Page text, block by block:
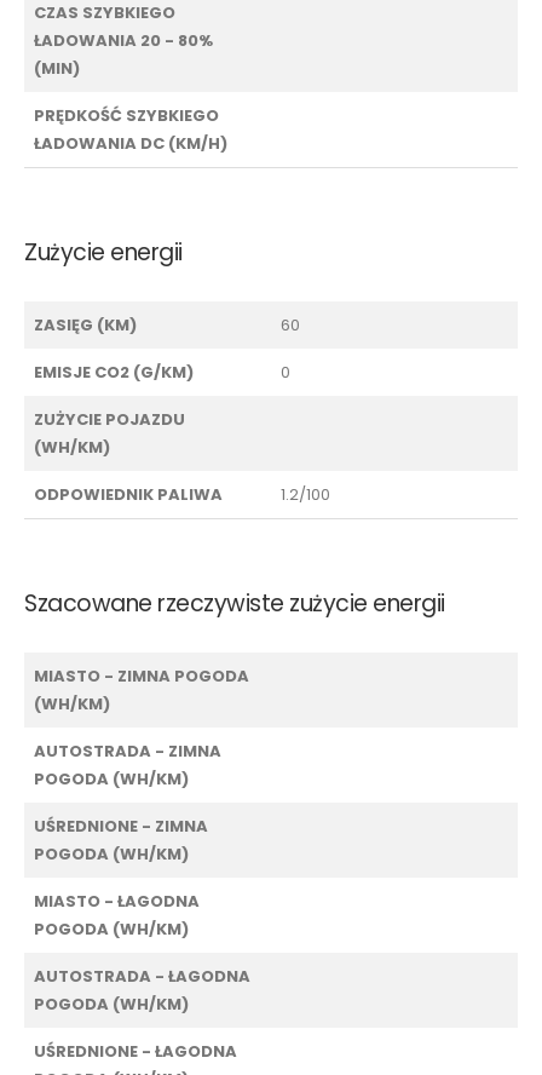
CZAS SZYBKIEGO
ŁADOWANIA 20 - 80%
(MIN)
PRĘDKOŚĆ SZYBKIEGO
ŁADOWANIA DC (KM/H)
Zużycie energii
ZASIĘG (KM) 60
EMISJE CO2 (G/KM) 0
ZUŻYCIE POJAZDU
(WH/KM)
ODPOWIEDNIK PALIWA 1.2/100
Szacowane rzeczywiste zużycie energii
MIASTO - ZIMNA POGODA
(WH/KM)
AUTOSTRADA - ZIMNA
POGODA (WH/KM)
UŚREDNIONE - ZIMNA
POGODA (WH/KM)
MIASTO - ŁAGODNA
POGODA (WH/KM)
AUTOSTRADA - ŁAGODNA
POGODA (WH/KM)
UŚREDNIONE - ŁAGODNA